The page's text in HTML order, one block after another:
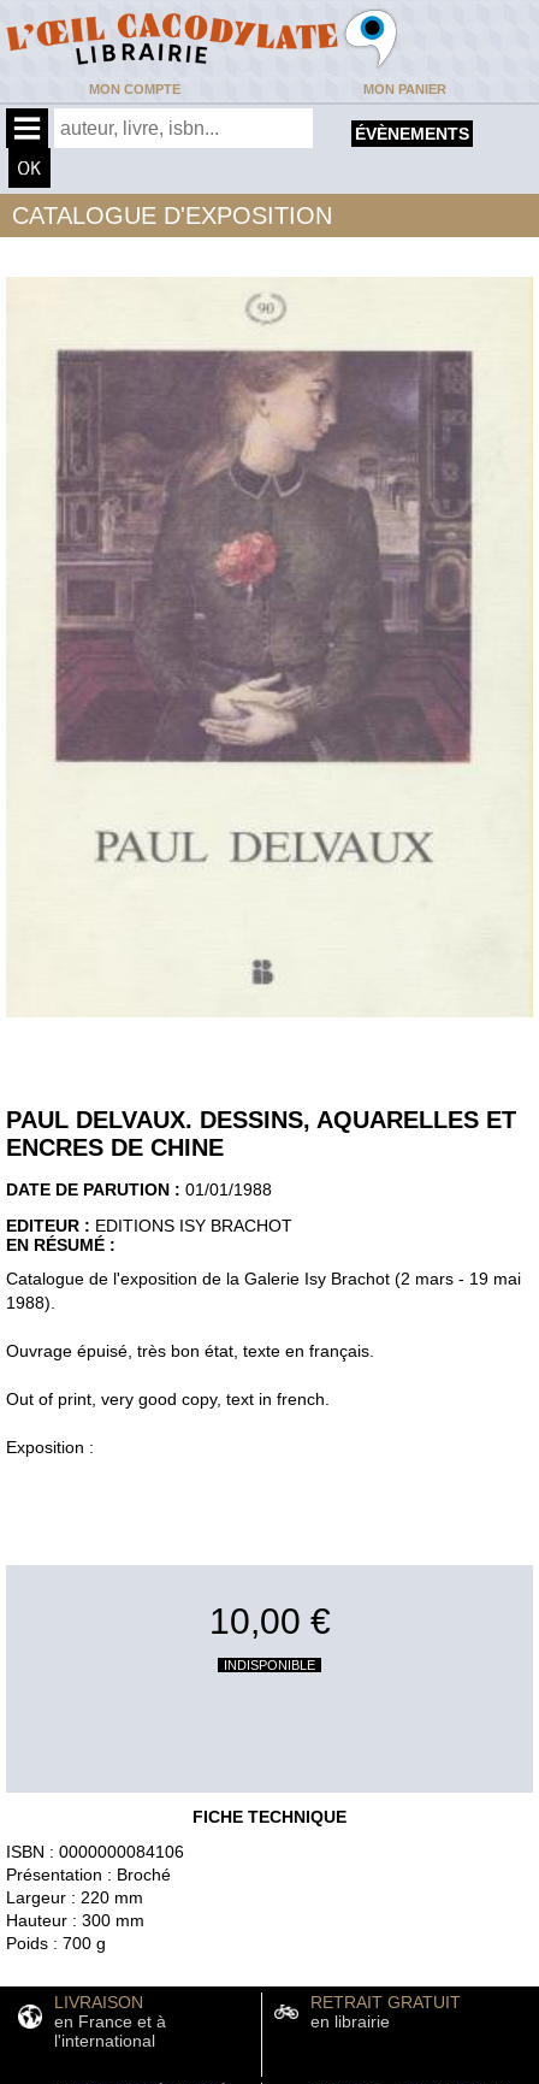
MON COMPTE MON PANIER
ÉVÈNEMENTS
CATALOGUE D'EXPOSITION
PAUL DELVAUX. DESSINS, AQUARELLES ET
ENCRES DE CHINE
DATE DE PARUTION : 01/01/1988
EDITEUR : EDITIONS ISY BRACHOT
EN RÉSUMÉ :
Catalogue de l'exposition de la Galerie Isy Brachot (2 mars - 19 mai
1988).
Ouvrage épuisé, très bon état, texte en français.
Out of print, very good copy, text in french.
Exposition :
10,00 €
INDISPONIBLE
FICHE TECHNIQUE
ISBN : 0000000084106
Présentation : Broché
Largeur : 220 mm
Hauteur : 300 mm
Poids : 700 g
LIVRAISON
en France et à
l'international
RETRAIT GRATUIT
en librairie